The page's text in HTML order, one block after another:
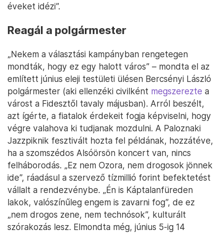
éveket idézi”.
Reagál a polgármester
„Nekem a választási kampányban rengetegen
mondták, hogy ez egy halott város” – mondta el az
említett június eleji testületi ülésen Bercsényi László
polgármester (aki ellenzéki civilként megszerezte a
várost a Fidesztől tavaly májusban). Arról beszélt,
azt ígérte, a fiatalok érdekeit fogja képviselni, hogy
végre valahova ki tudjanak mozdulni. A Paloznaki
Jazzpiknik fesztivált hozta fel példának, hozzátéve,
ha a szomszédos Alsóörsön koncert van, nincs
felháborodás. „Ez nem Ozora, nem drogosok jönnek
ide”, ráadásul a szervező tízmillió forint befektetést
vállalt a rendezvénybe. „Én is Káptalanfüreden
lakok, valószínűleg engem is zavarni fog”, de ez
„nem drogos zene, nem technósok”, kulturált
szórakozás lesz. Elmondta még, június 5-ig 14